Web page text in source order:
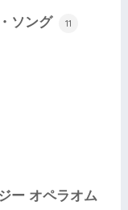
ソング 11
ー オペラオム